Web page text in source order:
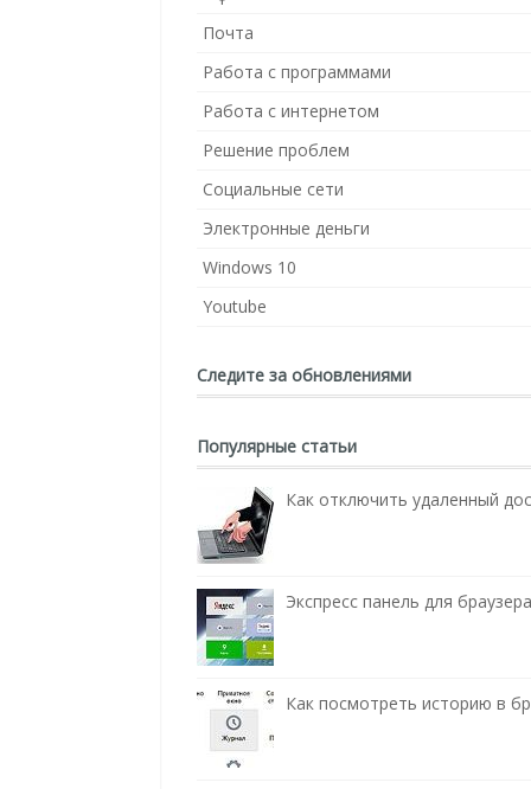
Почта
Работа с программами
Работа с интернетом
Решение проблем
Социальные сети
Электронные деньги
Windows 10
Youtube
Следите за обновлениями
Популярные статьи
Как отключить удаленный
Экспресс панель для
Как посмотреть историю в